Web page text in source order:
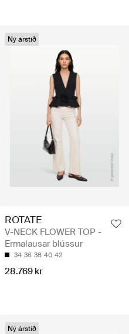
Ný árstíð
ROTATE
V-NECK FLOWER TOP -
Ermalausar blússur
34 36 38 40 42
28.769 kr
Ný árstíð